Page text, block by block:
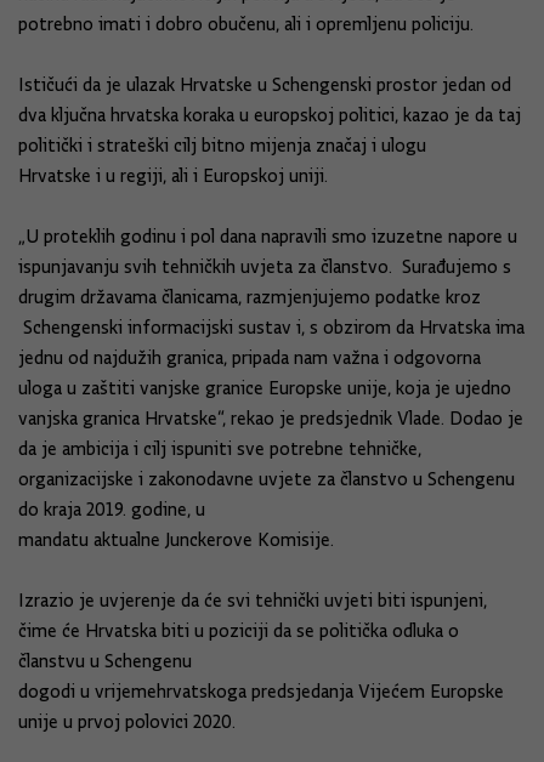
potrebno imati i dobro obučenu, ali i opremljenu policiju.
Ističući da je ulazak Hrvatske u Schengenski prostor jedan od
dva ključna hrvatska koraka u europskoj politici, kazao je da taj
politički i strateški cilj bitno mijenja značaj i ulogu
Hrvatske i u regiji, ali i Europskoj uniji.
„U proteklih godinu i pol dana napravili smo izuzetne napore u
ispunjavanju svih tehničkih uvjeta za članstvo. Surađujemo s
drugim državama članicama, razmjenjujemo podatke kroz
Schengenski informacijski sustav i, s obzirom da Hrvatska ima
jednu od najdužih granica, pripada nam važna i odgovorna
uloga u zaštiti vanjske granice Europske unije, koja je ujedno
vanjska granica Hrvatske“, rekao je predsjednik Vlade. Dodao je
da je ambicija i cilj ispuniti sve potrebne tehničke,
organizacijske i zakonodavne uvjete za članstvo u Schengenu
do kraja 2019. godine, u
mandatu aktualne Junckerove Komisije.
Izrazio je uvjerenje da će svi tehnički uvjeti biti ispunjeni,
čime će Hrvatska biti u poziciji da se politička odluka o
članstvu u Schengenu
dogodi u vrijemehrvatskoga predsjedanja Vijećem Europske
unije u prvoj polovici 2020.